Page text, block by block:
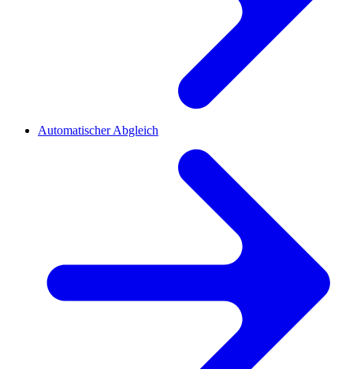
Automatischer Abgleich